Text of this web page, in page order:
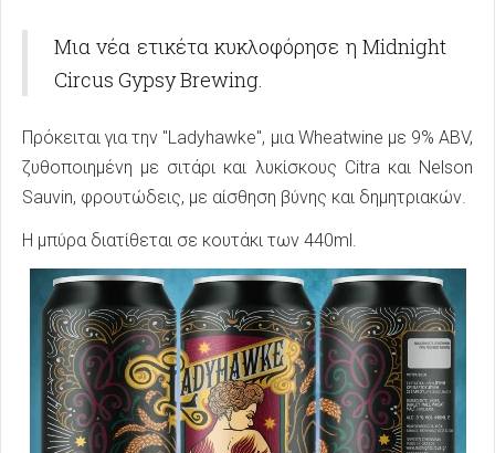
Μια νέα ετικέτα κυκλοφόρησε η Midnight
Circus Gypsy Brewing.
Πρόκειται για την "Ladyhawke", μια Wheatwine με 9% ABV,
ζυθοποιημένη με σιτάρι και λυκίσκους Citra και Nelson
Sauvin, φρουτώδεις, με αίσθηση βύνης και δημητριακών.
Η μπύρα διατίθεται σε κουτάκι των 440ml.